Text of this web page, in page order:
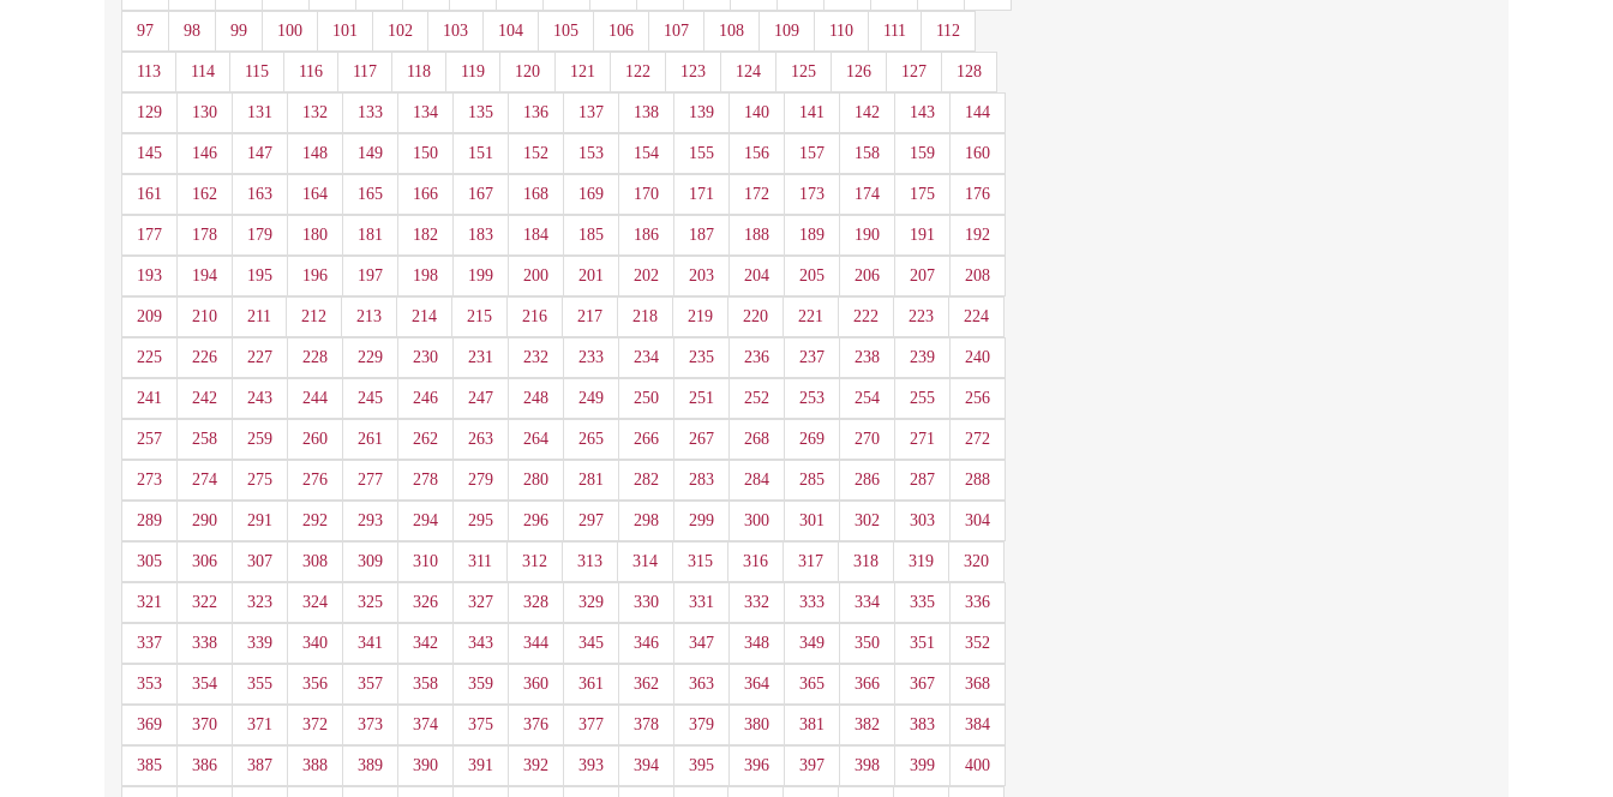
97 98 99 100 101 102 103 104 105 106 107 108 109 110 111 112
113 114 115 116 117 118 119 120 121 122 123 124 125 126 127 128
129 130 131 132 133 134 135 136 137 138 139 140 141 142 143 144
145 146 147 148 149 150 151 152 153 154 155 156 157 158 159 160
161 162 163 164 165 166 167 168 169 170 171 172 173 174 175 176
177 178 179 180 181 182 183 184 185 186 187 188 189 190 191 192
193 194 195 196 197 198 199 200 201 202 203 204 205 206 207 208
209 210 211 212 213 214 215 216 217 218 219 220 221 222 223 224
225 226 227 228 229 230 231 232 233 234 235 236 237 238 239 240
241 242 243 244 245 246 247 248 249 250 251 252 253 254 255 256
257 258 259 260 261 262 263 264 265 266 267 268 269 270 271 272
273 274 275 276 277 278 279 280 281 282 283 284 285 286 287 288
289 290 291 292 293 294 295 296 297 298 299 300 301 302 303 304
305 306 307 308 309 310 311 312 313 314 315 316 317 318 319 320
321 322 323 324 325 326 327 328 329 330 331 332 333 334 335 336
337 338 339 340 341 342 343 344 345 346 347 348 349 350 351 352
353 354 355 356 357 358 359 360 361 362 363 364 365 366 367 368
369 370 371 372 373 374 375 376 377 378 379 380 381 382 383 384
385 386 387 388 389 390 391 392 393 394 395 396 397 398 399 400